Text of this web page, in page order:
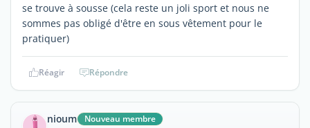
se trouve à sousse (cela reste un joli sport et nous ne
sommes pas obligé d'être en sous vêtement pour le
pratiquer)
Réagir Répondre
nioum Nouveau membre